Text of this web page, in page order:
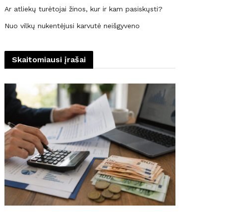
Ar atliekų turėtojai žinos, kur ir kam pasiskųsti?
Nuo vilkų nukentėjusi karvutė neišgyveno
Skaitomiausi įrašai